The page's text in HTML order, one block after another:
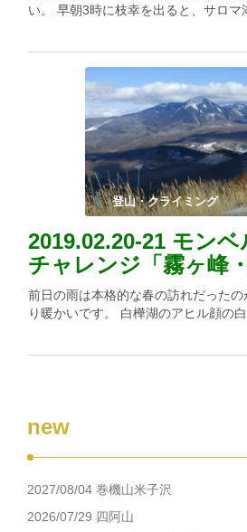
い。 早朝3時に枝幸を出ると、サロマ
登山・クライミング
2019.02.20-21 モン
チャレンジ「霧ヶ峰
前日の雨は本格的な春の訪れだった
り暖かいです。 白樺湖のアヒル顔の
new
2027/08/04 巻機山米子沢
2026/07/29 四阿山